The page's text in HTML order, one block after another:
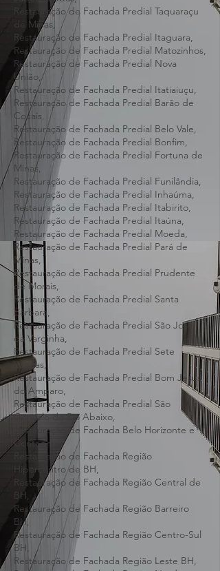
Restauração de Fachada Predial
Jaboticatubas,
Restauração de Fachada Predial Taquaraçu
de Minas,
Restauração de Fachada Predial Itaguara,
Restauração de Fachada Predial Matozinhos,
Restauração de Fachada Predial Nova
União,
Restauração de Fachada Predial Itatiaiuçu,
Restauração de Fachada Predial Barão de
Cocais,
Restauração de Fachada Predial Belo Vale,
Restauração de Fachada Predial Bonfim,
Restauração de Fachada Predial Fortuna de
Minas,
Restauração de Fachada Predial Funilândia,
Restauração de Fachada Predial Inhaúma,
Restauração de Fachada Predial Itabirito,
Restauração de Fachada Predial Itaúna,
Restauração de Fachada Predial Moeda,
Restauração de Fachada Predial Pará de
Minas,
Restauração de Fachada Predial Prudente
de Morais,
Restauração de Fachada Predial Santa
Bárbara,
Restauração de Fachada Predial São José
da Varginha,
Restauração de Fachada Predial Sete
Lagoas,
Restauração de Fachada Predial Bom Jesus
do Amparo,
Restauração de Fachada Predial São
Gonçalo do Rio Abaixo,
Restauração de Fachada Belo Horizonte e
Contagem
Restauração de Fachada Região
Hipercentro de BH,
Restauração de Fachada Região Central de
BH,
Restauração de Fachada Região Barreiro
BH,
Restauração de Fachada Região Centro-Sul